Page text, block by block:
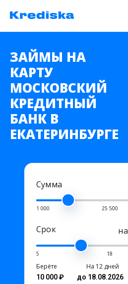
ЗАЙМЫ НА
КАРТУ
МОСКОВСКИЙ
КРЕДИТНЫЙ
БАНК В
ЕКАТЕРИНБУРГЕ
Сумма
1 000 25 500
Срок на
5 18
Берёте
10 000 ₽
На 12 дней
до 18.08.2026